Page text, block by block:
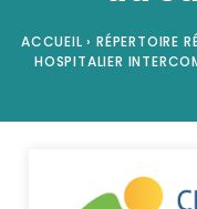
ACCUEIL › RÉPERTOIRE
HOSPITALIER